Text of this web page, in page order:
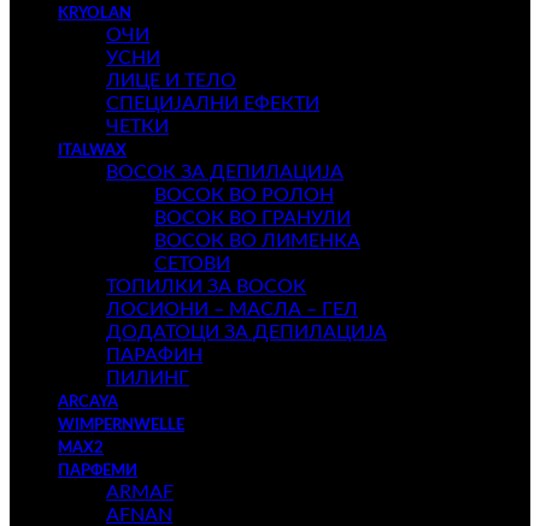
KRYOLAN
ОЧИ
УСНИ
ЛИЦЕ И ТЕЛО
СПЕЦИЈАЛНИ ЕФЕКТИ
ЧЕТКИ
ITALWAX
ВОСОК ЗА ДЕПИЛАЦИЈА
ВОСОК ВО РОЛОН
ВОСОК ВО ГРАНУЛИ
ВОСОК ВО ЛИМЕНКА
СЕТОВИ
ТОПИЛКИ ЗА ВОСОК
ЛОСИОНИ – МАСЛА – ГЕЛ
ДОДАТОЦИ ЗА ДЕПИЛАЦИЈА
ПАРАФИН
ПИЛИНГ
ARCAYA
WIMPERNWELLE
MAX2
ПАРФЕМИ
ARMAF
AFNAN